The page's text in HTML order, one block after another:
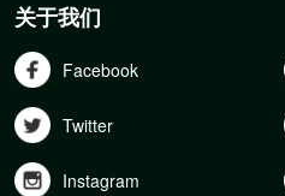
关于我们
Facebook
Twitter
Instagram